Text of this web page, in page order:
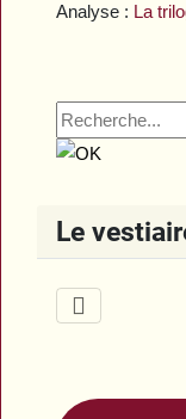
Analyse : La
Le